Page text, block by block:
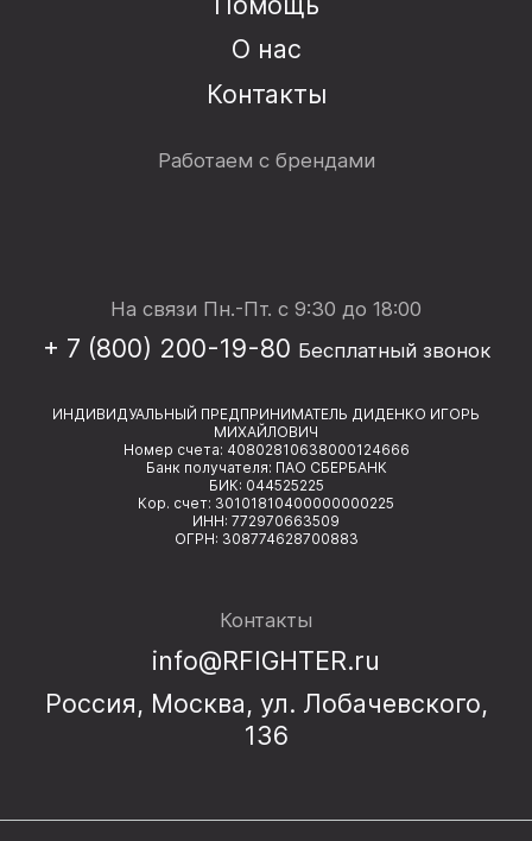
О нас
Контакты
Работаем с брендами
На связи Пн.-Пт. с 9:30 до 18:00
+ 7 (800) 200-19-80 Бесплатный звонок
ИНДИВИДУАЛЬНЫЙ ПРЕДПРИНИМАТЕЛЬ ДИДЕНКО ИГОРЬ
МИХАЙЛОВИЧ
Номер счета: 40802810638000124666
Банк получателя: ПАО СБЕРБАНК
БИК: 044525225
Кор. счет: 30101810400000000225
ИНН: 772970663509
ОГРН: 308774628700883
Контакты
info@RFIGHTER.ru
Россия, Москва, ул. Лобачевского,
136
Чтобы улучшить ваше взаимодействие с сайтом.